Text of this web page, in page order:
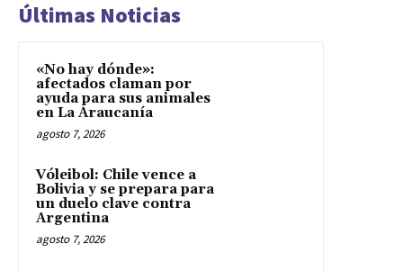
Últimas Noticias
«No hay dónde»:
afectados claman por
ayuda para sus animales
en La Araucanía
agosto 7, 2026
Vóleibol: Chile vence a
Bolivia y se prepara para
un duelo clave contra
Argentina
agosto 7, 2026